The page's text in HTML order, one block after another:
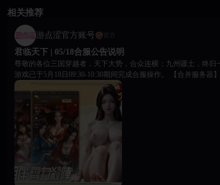
相关推荐
游点涩官方账号 官方
君临天下 | 05/18合服公告说明
尊敬的各位三国穿越者，天下大势，合众连横；九州疆土，终归
游戏已于5月18日09:30-10:30期间完成合服操作。 【合并服务器】 92/93/94服 【合并细则】 1. 合服后各国
所在的归属国将会重新分配 2. 各位主公角色均将完整保留，所有资源、武将、进度均会合并至新服 3. 各
国的版图将会重置为初始状态 4. 充值=0且等级小于12级且7天未登录的账号将会被清理 【合服福利】 为
酬谢各位主公，合服完成后登录游戏可在邮件中领取份合服福利。 【重要提醒】 合服后如有问题请联
18Game平台客服，愿诸位主公在新服之中，再遇良将，重结盟